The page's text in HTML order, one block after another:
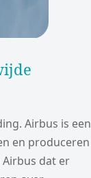
Airbus is een
en produceren
dat er